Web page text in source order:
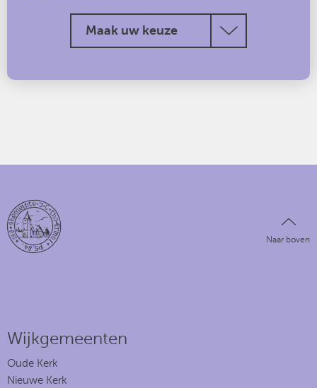
Maak uw keuze
Naar boven
Wijkgemeenten
Oude Kerk
Nieuwe Kerk